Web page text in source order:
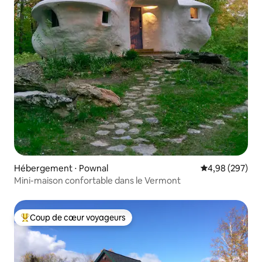
Hébergement ⋅ Pownal Évaluation
4,98 (297)
Mini-maison confortable dans le Vermont
Coups de cœur voyageurs les plus appréciés
Coup de cœur voyageurs